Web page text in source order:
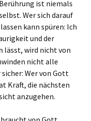
ist niemals
Wer sich darauf
kann spüren: Ich
und der
lässt, wird nicht von
nicht alle
Wer von Gott
Kraft, die nächsten
anzugehen.